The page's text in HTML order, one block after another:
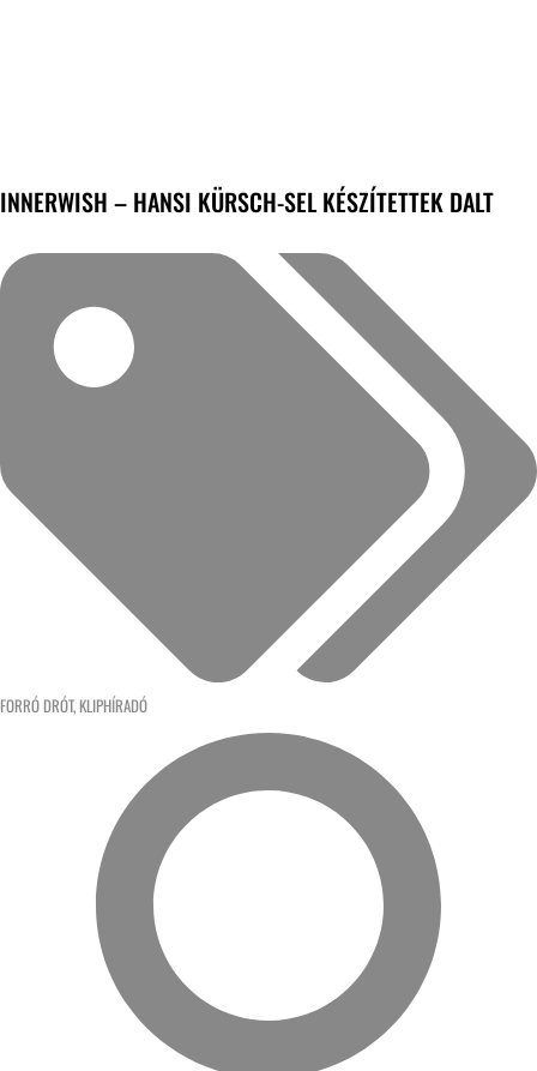
INNERWISH – HANSI KÜRSCH-SEL KÉSZÍTETTEK DALT
FORRÓ DRÓT, KLIPHÍRADÓ